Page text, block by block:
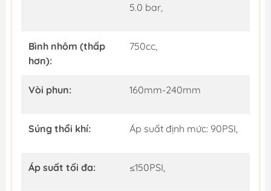
5.0 bar,
Bình nhôm (thấp
hơn):
750cc,
Vòi phun: 160mm-240mm
Súng thổi khí: Áp suất định mức: 90PSI,
Áp suất tối đa: ≤150PSI,